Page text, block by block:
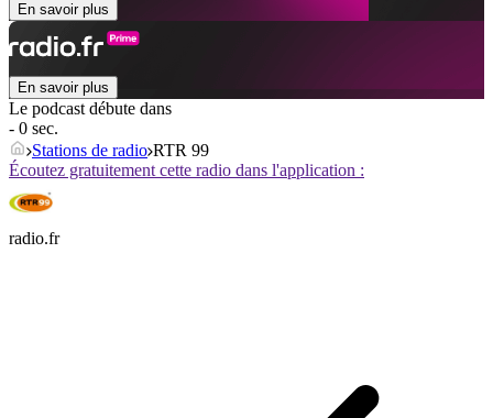
En savoir plus
En savoir plus
Le podcast débute dans
- 0 sec.
Stations de radio RTR 99
Écoutez gratuitement cette radio dans l'application :
radio.fr